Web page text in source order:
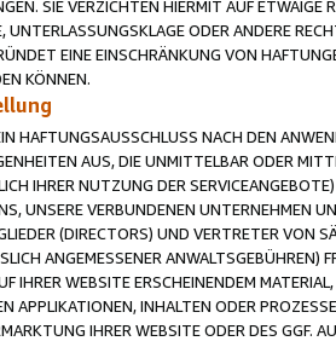
SIE VERZICHTEN HIERMIT AUF
UNTERLASSUNGSKLAGE ODER ANDERE
EINE EINSCHRÄNKUNG VON
KÖNNEN.
HAFTUNGSAUSSCHLUSS NACH DEN
AUS, DIE UNMITTELBAR ODER
IHRER NUTZUNG DER
UNSERE VERBUNDENEN UNTERNEHMEN
(DIRECTORS) UND VERTRETER VON
ANGEMESSENER
IHRER WEBSITE ERSCHEINENDEM
APPLIKATIONEN, INHALTEN ODER
IHRER WEBSITE ODER DES GGF.